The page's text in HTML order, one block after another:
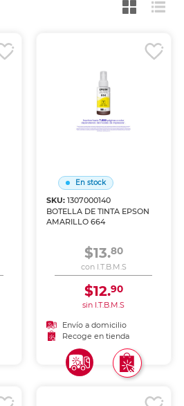
En stock
SKU: 1307000140
BOTELLA DE TINTA EPSON
AMARILLO 664
$13.80
con I.T.B.M.S
$12.90
sin I.T.B.M.S
Envío a domicilio
Recoge en tienda